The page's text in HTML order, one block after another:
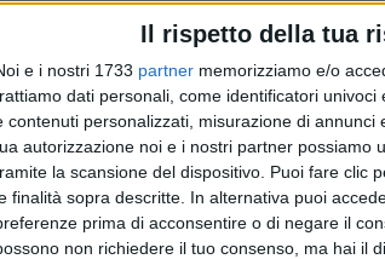
Il rispetto della tua
e i nostri 1733 partner memorizziamo e/o
dati personali, come identificatori
contenuti personalizzati, misurazione di annunci
autorizzazione noi e i nostri partner possiamo
la scansione del dispositivo. Puoi fare clic
finalità sopra descritte. In alternativa puoi
prima di acconsentire o di negare il
non richiedere il tuo consenso, ma hai il
Zito abbia ricevuto numerosi
della cucina italiana nel mondo" a bordo
Lollobrigida. È altresì socio fondatore
in progetti umanitari in Etiopia,
un tributo alla sua visione, alla sua
gastronomica del territorio con
Montegrosso, Andria e la nostra terra nel